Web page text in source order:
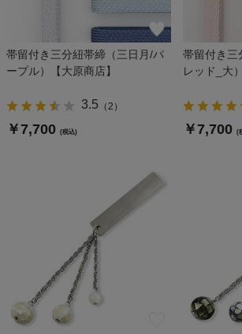
帯留付き三分紐帯締（三日月/パ
ープル）【大原商店】
3.5 （2 ）
￥7,700 (税込)
帯留付き三
レッド_大
￥7,700 (